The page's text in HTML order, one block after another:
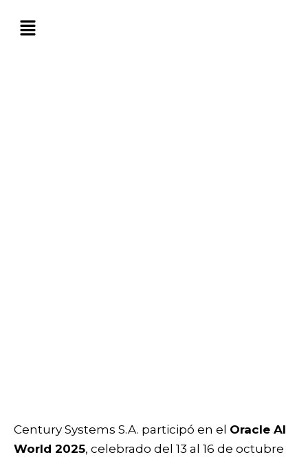
Century Systems S.A. participó en el Oracle AI
World 2025, celebrado del 13 al 16 de octubre